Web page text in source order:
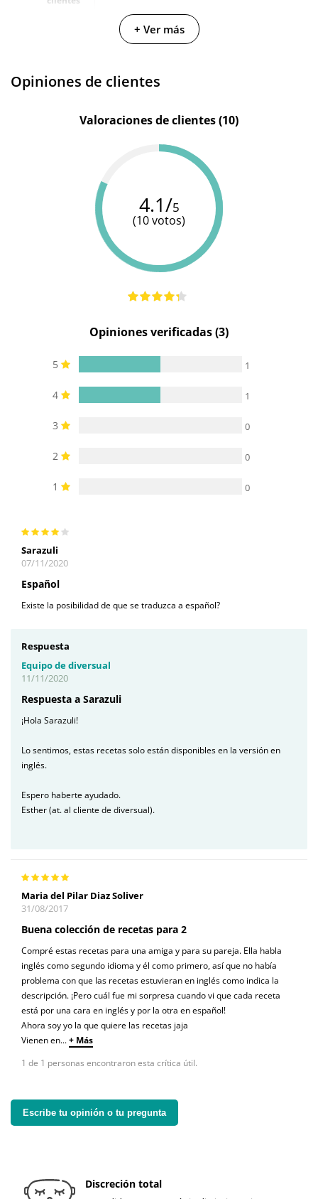
Kheper
Games
Diablo
Picante
+ Ver más
Opiniones de clientes
Valoraciones de clientes (10)
4.1/5
(10 votos)
Opiniones verificadas (3)
5 1
4 1
3 0
2 0
1 0
Sarazuli
07/11/2020
Español
Existe la posibilidad de que se traduzca a español?
Respuesta
Equipo de diversual
11/11/2020
Respuesta a Sarazuli
¡Hola Sarazuli!
Lo sentimos, estas recetas solo están disponibles en la versión en
inglés.
Espero haberte ayudado.
Esther (at. al cliente de diversual).
Maria del Pilar Diaz Soliver
31/08/2017
Buena colección de recetas para 2
Compré estas recetas para una amiga y para su pareja. Ella habla
inglés como segundo idioma y él como primero, así que no había
problema con que las recetas estuvieran en inglés como indica la
descripción. ¡Pero cuál fue mi sorpresa cuando vi que cada receta
está por una cara en inglés y por la otra en español!
Ahora soy yo la que quiere las recetas jaja
Vienen en...+ Más
1 de 1 personas encontraron esta crítica útil.
Escribe tu opinión o tu pregunta
Discreción total